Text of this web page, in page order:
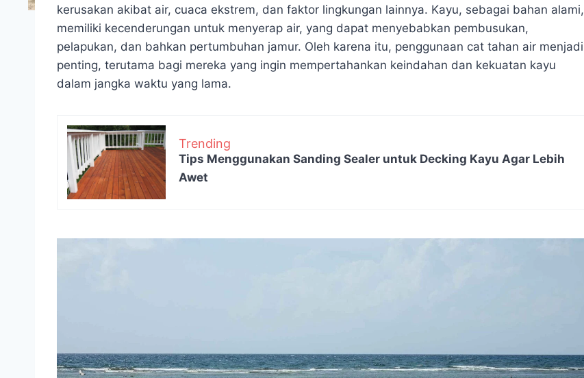
kerusakan akibat air, cuaca ekstrem, dan faktor lingkungan lainnya. Kayu, sebagai bahan alami,
memiliki kecenderungan untuk menyerap air, yang dapat menyebabkan pembusukan,
pelapukan, dan bahkan pertumbuhan jamur. Oleh karena itu, penggunaan cat tahan air menjadi
penting, terutama bagi mereka yang ingin mempertahankan keindahan dan kekuatan kayu
dalam jangka waktu yang lama.
Trending
Tips Menggunakan Sanding Sealer untuk Decking Kayu Agar Lebih
Awet